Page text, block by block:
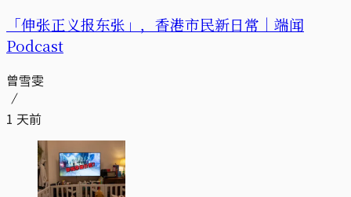
「伸张正义报东张」，香港市民新日常｜端闻
Podcast
曾雪雯
1 天前